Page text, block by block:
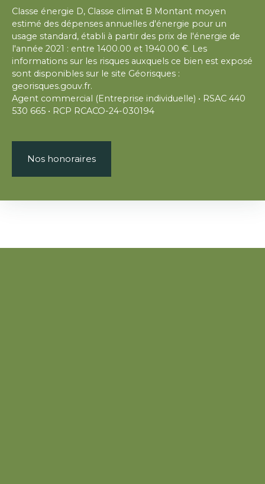
Classe énergie D, Classe climat B Montant moyen
estimé des dépenses annuelles d'énergie pour un
usage standard, établi à partir des prix de l'énergie de
l'année 2021 : entre 1400.00 et 1940.00 €. Les
informations sur les risques auxquels ce bien est exposé
sont disponibles sur le site Géorisques :
georisques.gouv.fr.
Agent commercial (Entreprise individuelle) • RSAC 440
530 665 • RCP RCACO-24-030194
Nos honoraires